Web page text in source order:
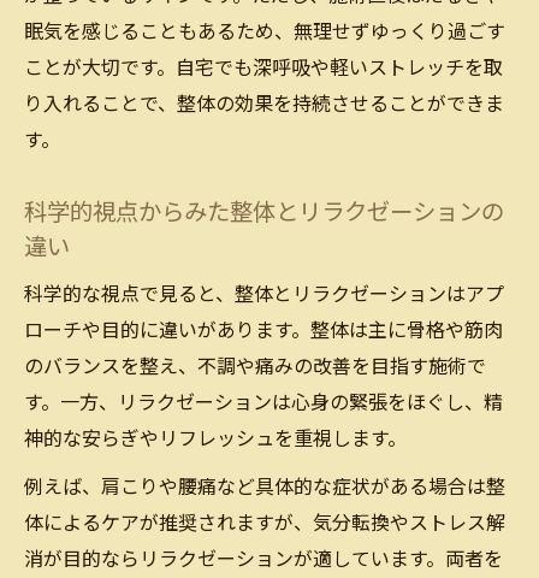
眠気を感じることもあるため、無理せずゆっくり過ごす
ことが大切です。自宅でも深呼吸や軽いストレッチを取
り入れることで、整体の効果を持続させることができま
す。
科学的視点からみた整体とリラクゼーションの
違い
科学的な視点で見ると、整体とリラクゼーションはアプ
ローチや目的に違いがあります。整体は主に骨格や筋肉
のバランスを整え、不調や痛みの改善を目指す施術で
す。一方、リラクゼーションは心身の緊張をほぐし、精
神的な安らぎやリフレッシュを重視します。
例えば、肩こりや腰痛など具体的な症状がある場合は整
体によるケアが推奨されますが、気分転換やストレス解
消が目的ならリラクゼーションが適しています。両者を